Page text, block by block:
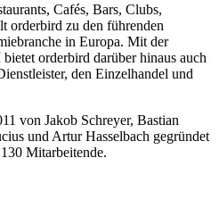
Cafés, Bars, Clubs,
orderbird zu den führenden
in Europa. Mit der
orderbird darüber hinaus auch
den Einzelhandel und
von Jakob Schreyer, Bastian
und Artur Hasselbach gegründet
Mitarbeitende.